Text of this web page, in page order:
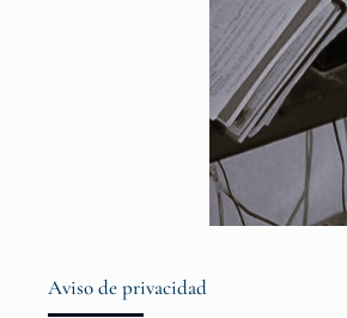
Aviso de privacidad